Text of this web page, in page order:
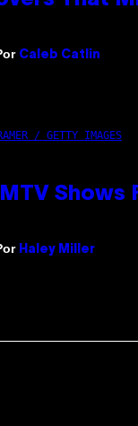
Caleb Catlin
/ GETTY IMAGES
Shows
Haley Miller